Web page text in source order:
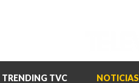
TRENDING TVC NOTICIAS